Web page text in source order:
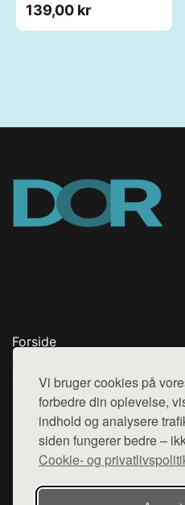
Vi bruger cookies på
forbedre din oplevelse,
indhold og analysere
siden fungerer bedre –
Cookie- og
139,00 kr
Forside
Top Rabatter
Kontakt